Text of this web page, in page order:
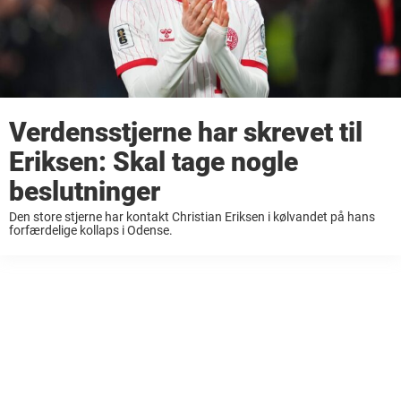
Verdensstjerne har skrevet til
Eriksen: Skal tage nogle
beslutninger
Den store stjerne har kontakt Christian Eriksen i kølvandet på hans
forfærdelige kollaps i Odense.